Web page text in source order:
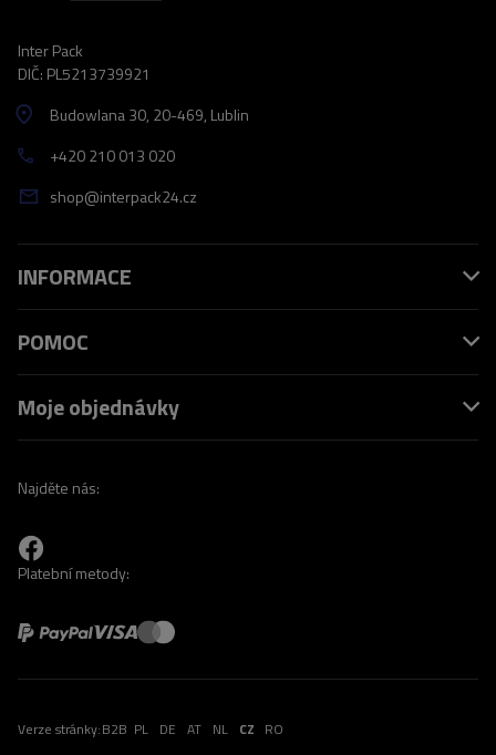
Inter Pack
DIČ: PL5213739921
Budowlana 30, 20-469, Lublin
+420 210 013 020
shop@interpack24.cz
INFORMACE
POMOC
Moje objednávky
Najděte nás:
Platební metody:
Verze stránky:B2B PL DE AT NL CZ RO